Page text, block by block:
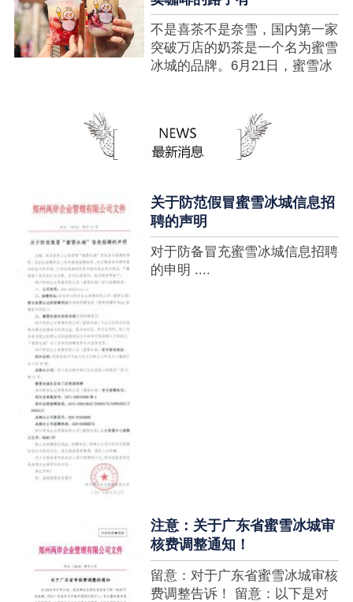
么多家了？ 也许大家对
5000 家店是什么量级没什么概
念，我来给对....
不是喜茶不是奈雪，国内第一家
突破万店的奶茶是一个名为蜜雪
冰城的品牌。6月21日，蜜雪冰
家，买多少送多少”的横幅，这
个自1997年开始营业的街边奶
茶店正逐渐展露它的锋芒。不过
关于防范假冒蜜雪冰城信息招
聘的声明
对于防备冒充蜜雪冰城信息招聘
的申明 ....
注意：关于广东省蜜雪冰城审
核费调整通知！
留意：对于广东省蜜雪冰城审核
费调整告诉！ 留意：以下是对